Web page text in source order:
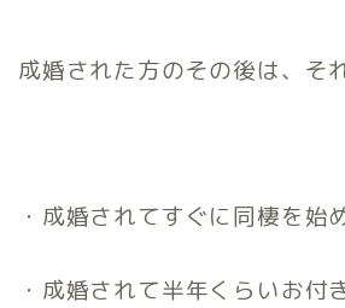
成婚された方のその後は、そ
・成婚されてすぐに同棲を始
・成婚されて半年くらいお付